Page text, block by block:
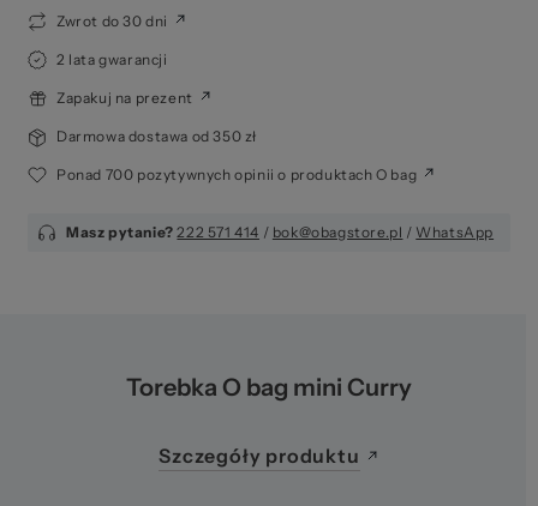
Zwrot do 30 dni
2 lata gwarancji
Zapakuj na prezent
Darmowa dostawa od 350 zł
Ponad 700 pozytywnych opinii o produktach O bag
Masz pytanie? 222 571 414 / bok@obagstore.pl / WhatsApp
Torebka O bag mini Curry
Szczegóły produktu